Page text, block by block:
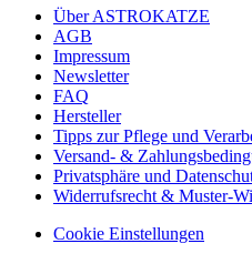
Über ASTROKATZE
AGB
Impressum
Newsletter
FAQ
Hersteller
Tipps zur Pflege und
Versand- &
Privatsphäre und
Widerrufsrecht & Muster-
Cookie Einstellungen